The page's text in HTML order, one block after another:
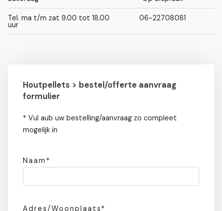
Tel. ma t/m zat 9.00 tot 18.00
uur
06-22708081
Houtpellets > bestel/offerte aanvraag
formulier
* Vul aub uw bestelling/aanvraag zo compleet
mogelijk in
Naam*
Adres/Woonplaats*